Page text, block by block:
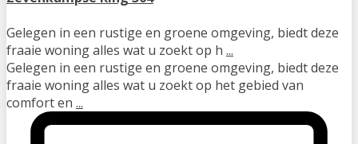
Gelegen in een rustige en groene omgeving, biedt deze
fraaie woning alles wat u zoekt op h ...
Gelegen in een rustige en groene omgeving, biedt deze
fraaie woning alles wat u zoekt op het gebied van
comfort en ...